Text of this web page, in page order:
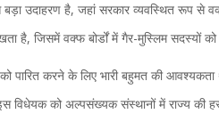
उदाहरण है, जहां सरकार व्यवस्थित रूप से
है, जिसमें वक्फ बोर्डों में गैर-मुस्लिम सदस्यों को
पारित करने के लिए भारी बहुमत की
विधेयक को अल्पसंख्यक संस्थानों में राज्य